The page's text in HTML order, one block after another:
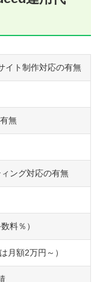
イト制作対応の有無
無
ング対応の有無
料％）
月額2万円～）